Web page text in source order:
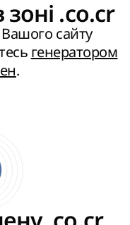
.co.cr
Вашого сайту
генератором
.